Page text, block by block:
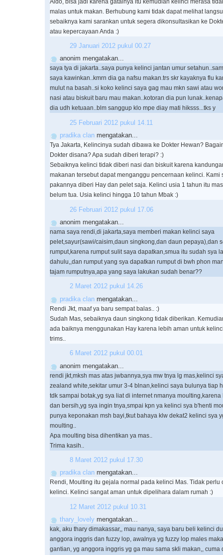
malas untuk makan. Berhubung kami tidak dapat melihat
sebaiknya kami sarankan untuk segera dikonsultasikan ke
atau kepercayaan Anda :)
29 Januari 2012 pukul 00.27
anonim mengatakan...
saya tya di jakarta..saya punya kelinci jantan umur
saya kawinkan..kmrn dia ga nafsu makan.trs skr kayaknya flu
mulut na basah..si koko kelinci saya gag mau mkn sawi atau
nasi atau biskuit baru mau makan..kotoran dia pun
dia udh ketuaan..blm sanggup klo mpe diay mati hiksss...tks y
25 Februari 2012 pukul 14.11
pradika clan mengatakan...
Tya Jakarta, Kelincinya sudah dibawa ke Dokter Hewan?
Dokter disana? Apa sudah diberi terapi? :)
Sebaiknya kelinci tidak diberi nasi dan biskuit karena
makanan tersebut dapat menganggu pencernaan kelinci. Kami
pakannya diberi Hay dan pelet saja. Kelinci usia 1 tahun itu
belum tua. Usia kelinci hingga 10 tahun Mbak :)
26 Februari 2012 pukul 17.06
anonim mengatakan...
nama saya rendi,di jakarta,saya memberi makan kelinci saya
pelet,sayur(sawi/caisim,daun singkong,dan daun pepaya),dan
rumput,karena rumput sulit saya dapatkan,smua itu sudah sya
dahulu,,dan rumput yang sya dapatkan rumput di bwh phon
tajam rumputnya,apa yang saya lakukan sudah benar??
2 Maret 2012 pukul 14.26
pradika clan mengatakan...
Rendi Jkt, maaf ya baru sempat balas.. :)
Sudah Mas, sebaiknya daun singkong tidak diberikan.
ada baiknya menggunakan Hay karena lebih aman untuk
trims..
6 Maret 2012 pukul 00.01
anonim mengatakan...
rendi jkt,mksh mas atas jwbannya,sya mw tnya lg mas,kelinci
zealand white,sekitar umur 3-4 blnan,kelinci saya bulunya tiap
tdk sampai botak,yg sya liat di internet nmanya moulting,karena
dan bersih,yg sya ingin tnya,smpai kpn ya kelinci sya b'henti
punya keponakan msh bayi,tkut bahaya klw dekat2 kelinci sya
moulting..
Apa moulting bisa dihentikan ya mas..
Trima kasih..
8 Maret 2012 pukul 17.30
pradika clan mengatakan...
Rendi, Moulting itu gejala normal pada kelinci Mas. Tidak perlu
kelinci. Kelinci sangat aman untuk dipelihara dalam rumah :)
12 Maret 2012 pukul 10.31
thary_lovely mengatakan...
kak, aku thary dimakassar,, mau nanya, saya baru beli kelinci
anggora inggris dan fuzzy lop, awalnya yg fuzzy lop males
gantian, yg anggora inggris yg ga mau sama skli makan,, cuma